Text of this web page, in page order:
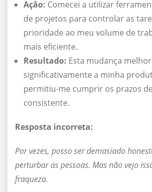
Ação: Comecei a utilizar
de projetos para controlar as
prioridade ao meu volume de
mais eficiente.
Resultado: Esta mudança
significativamente a minha
permitiu-me cumprir os prazos
consistente.
Resposta incorreta:
Por vezes, posso ser demasiado
perturbar as pessoas. Mas não vejo
fraqueza.